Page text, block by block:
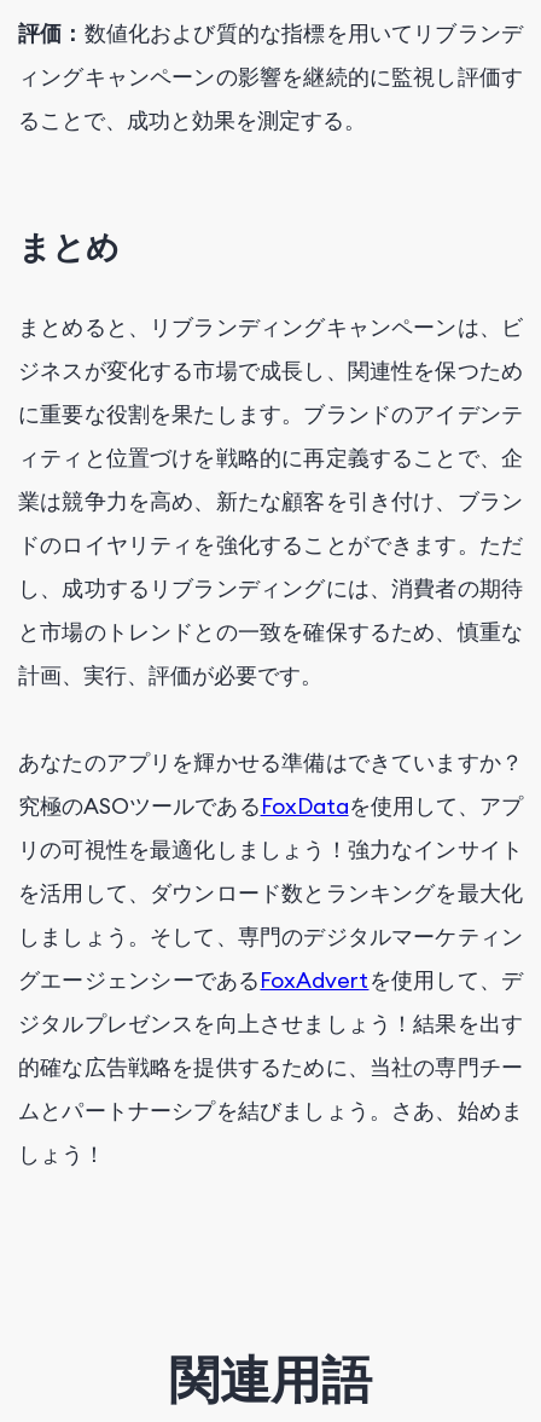
評価： 数値化および質的な指標を用いてリブランデ
ィングキャンペーンの影響を継続的に監視し評価す
ることで、成功と効果を測定する。
まとめ
まとめると、リブランディングキャンペーンは、ビ
ジネスが変化する市場で成長し、関連性を保つため
に重要な役割を果たします。ブランドのアイデンテ
ィティと位置づけを戦略的に再定義することで、企
業は競争力を高め、新たな顧客を引き付け、ブラン
ドのロイヤリティを強化することができます。ただ
し、成功するリブランディングには、消費者の期待
と市場のトレンドとの一致を確保するため、慎重な
計画、実行、評価が必要です。
あなたのアプリを輝かせる準備はできていますか？
究極のASOツールであるFoxDataを使用して、アプ
リの可視性を最適化しましょう！強力なインサイト
を活用して、ダウンロード数とランキングを最大化
しましょう。そして、専門のデジタルマーケティン
グエージェンシーであるFoxAdvertを使用して、デ
ジタルプレゼンスを向上させましょう！結果を出す
的確な広告戦略を提供するために、当社の専門チー
ムとパートナーシプを結びましょう。さあ、始めま
しょう！
関連用語